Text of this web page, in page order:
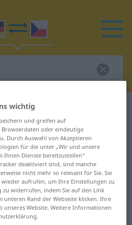
Wörterbuch
Übersetzung
wichtig
und greifen auf
oder eindeutige
Durch Auswahl von Akzeptieren
für die unter „Wir und unsere
Ihnen Dienste bereitzustellen“
deaktiviert sind, sind manche
nicht mehr so relevant für Sie. Sie
aufrufen, um Ihre Einstellungen zu
widerrufen, indem Sie auf den Link
unteren Rand der Webseite klicken. Ihre
unseres Website. Weitere Informationen